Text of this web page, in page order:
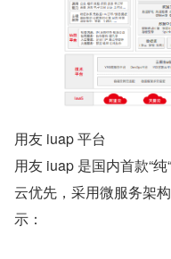
用友 iuap 平台
用友 iuap 是国内首款“
云优先，采用微服务架
示：